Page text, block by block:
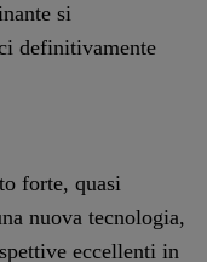
si
definitivamente
forte, quasi
nuova tecnologia,
eccellenti in